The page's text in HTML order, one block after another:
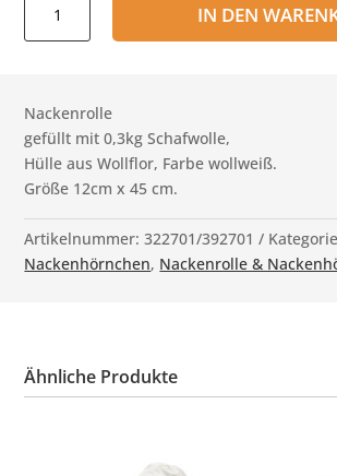
Nackenrolle
gefüllt mit 0,3kg Schafwolle,
Hülle aus Wollflor, Farbe wollweiß.
Größe 12cm x 45 cm.
Wollflor,
IN DEN
Artikelnummer:322701/392701
Nackenhörnchen, Nackenrolle &
Ähnliche Produkte